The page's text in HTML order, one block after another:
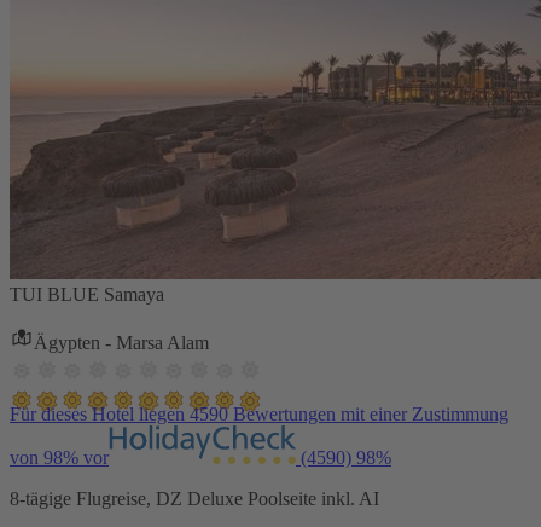
TUI BLUE Samaya
Ägypten - Marsa Alam
Für dieses Hotel liegen 4590 Bewertungen mit einer Zustimmung
von 98% vor (4590) 98%
8-tägige Flugreise, DZ Deluxe Poolseite inkl. AI